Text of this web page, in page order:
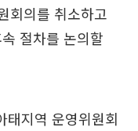
회의를 취소하고
절차를 논의할
태지역 운영위원회